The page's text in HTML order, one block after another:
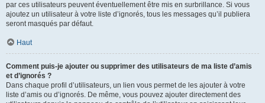
par ces utilisateurs peuvent éventuellement être mis en surbrillance. Si vous
ajoutez un utilisateur à votre liste d’ignorés, tous les messages qu’il publiera
seront masqués par défaut.
Haut
Comment puis-je ajouter ou supprimer des utilisateurs de ma liste d’amis
et d’ignorés ?
Dans chaque profil d’utilisateurs, un lien vous permet de les ajouter à votre
liste d’amis ou d’ignorés. De même, vous pouvez ajouter directement des